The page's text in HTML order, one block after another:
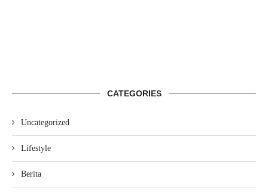
CATEGORIES
Uncategorized
Lifestyle
Berita